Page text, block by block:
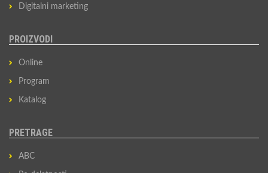
Digitalni marketing
PROIZVODI
Online
Program
Katalog
PRETRAGE
ABC